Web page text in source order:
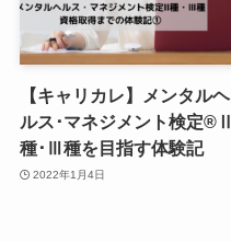
【キャリカレ】メンタルヘ
ルス･マネジメント検定®︎Ⅱ
種･Ⅲ種を目指す体験記
2022年1月4日